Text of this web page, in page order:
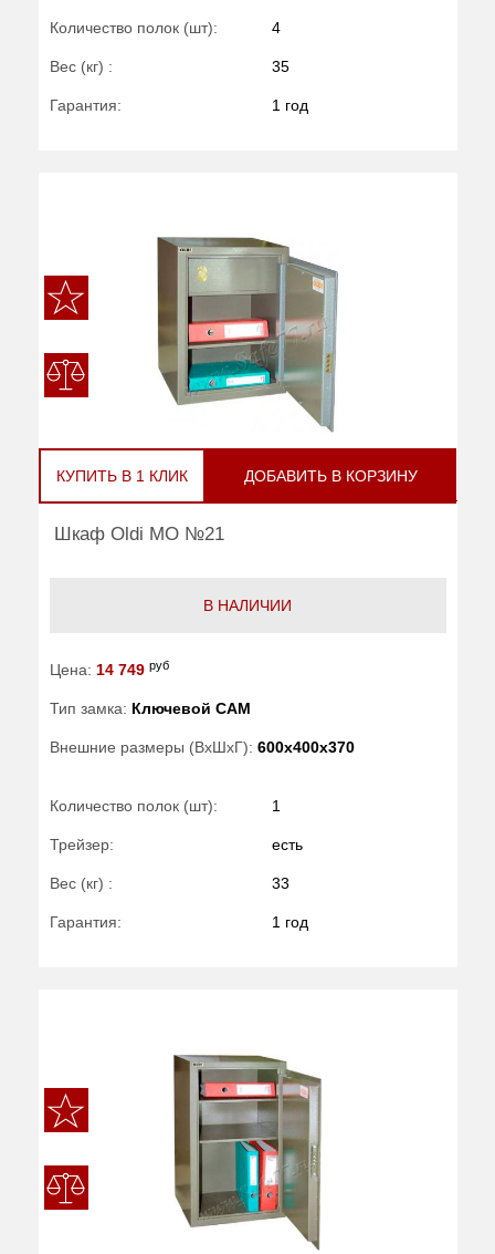
Количество полок (шт): 4
Вес (кг) : 35
Гарантия: 1 год
КУПИТЬ В 1 КЛИК ДОБАВИТЬ В КОРЗИНУ
Шкаф Oldi МО №21
В НАЛИЧИИ
Цена: 14 749 руб
Тип замка: Ключевой САМ
Внешние размеры (ВхШхГ): 600x400x370
Количество полок (шт): 1
Трейзер: есть
Вес (кг) : 33
Гарантия: 1 год